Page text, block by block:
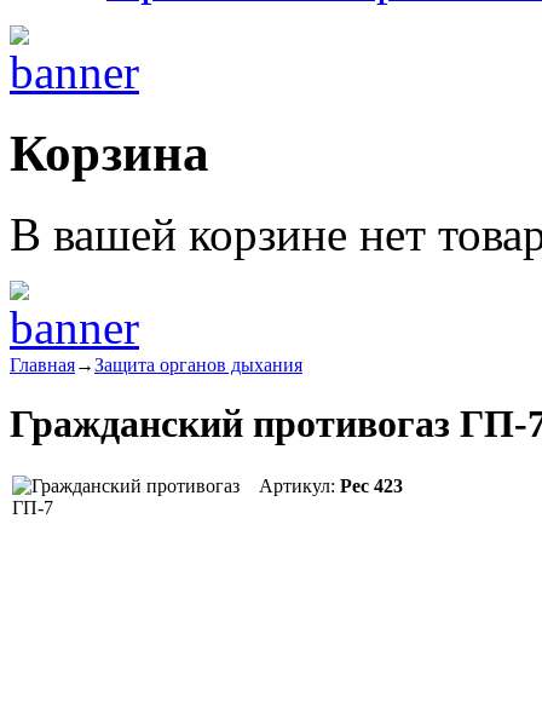
Корзина
В вашей корзине нет
Главная→Защита органов дыхания
Гражданский противогаз ГП-
Артикул: Рес 423